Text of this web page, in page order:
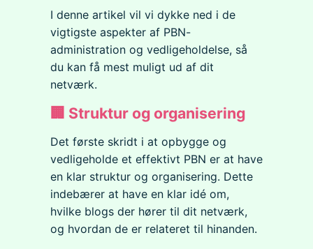
I denne artikel vil vi dykke ned i de
vigtigste aspekter af PBN-
administration og vedligeholdelse, så
du kan få mest muligt ud af dit
netværk.
🏢 Struktur og organisering
Det første skridt i at opbygge og
vedligeholde et effektivt PBN er at have
en klar struktur og organisering. Dette
indebærer at have en klar idé om,
hvilke blogs der hører til dit netværk,
og hvordan de er relateret til hinanden.